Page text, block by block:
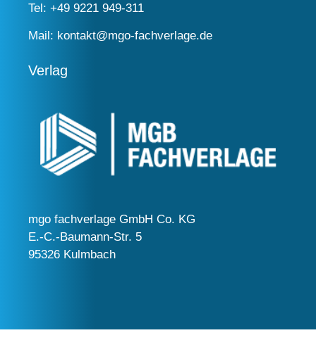
Tel: +49 9221 949-311
Mail: kontakt@mgo-fachverlage.de
Verlag
mgo fachverlage GmbH Co. KG
E.-C.-Baumann-Str. 5
95326 Kulmbach